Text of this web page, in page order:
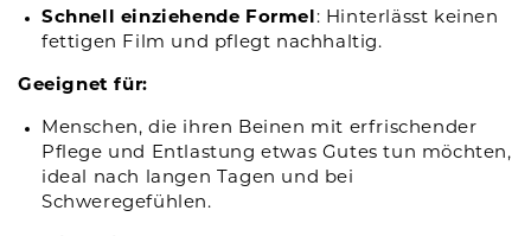
Schnell einziehende Formel : Hinterlässt keinen
fettigen Film und pflegt nachhaltig.
Geeignet für:
Menschen, die ihren Beinen mit erfrischender
Pflege und Entlastung etwas Gutes tun möchten,
ideal nach langen Tagen und bei
Schweregefühlen.